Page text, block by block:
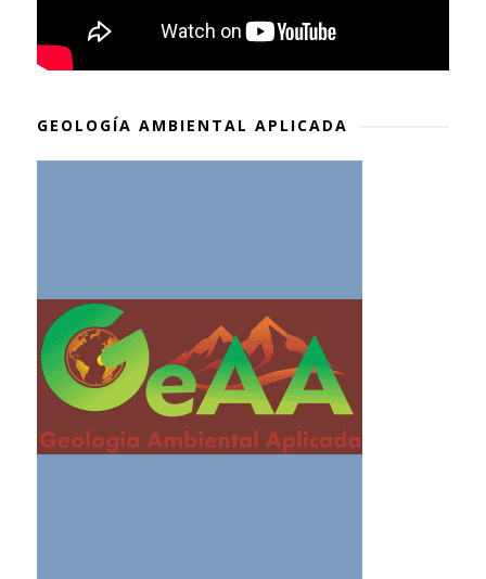
GEOLOGÍA AMBIENTAL APLICADA